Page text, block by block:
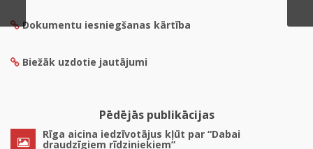
Dokumentu iesniegšanas kārtība
Biežāk uzdotie jautājumi
Pēdējās publikācijas
Rīga aicina iedzīvotājus kļūt par “Dabai
draudzīgiem rīdziniekiem”